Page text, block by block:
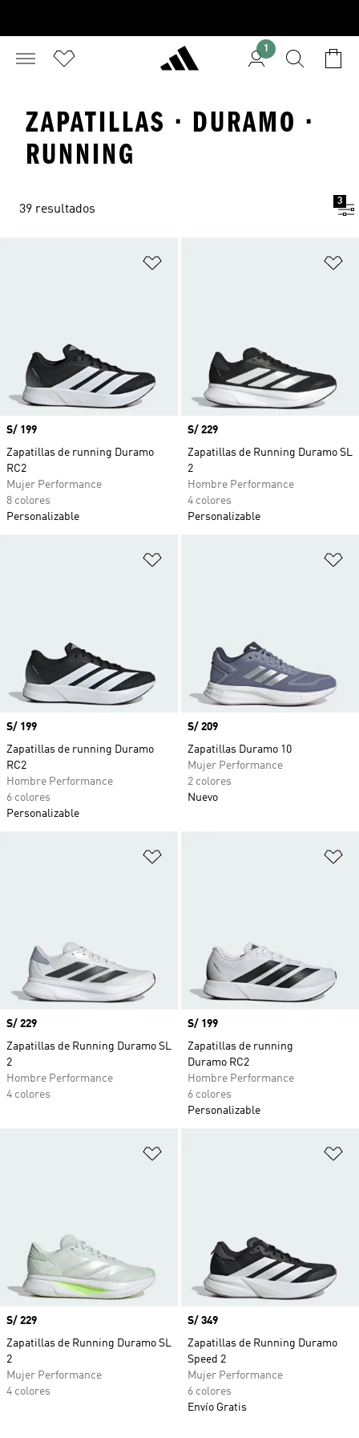
1
ZAPATILLAS · DURAMO ·
RUNNING
39 resultados
3
Precio
S/ 199
Zapatillas de running Duramo
RC2
Mujer Performance
8 colores
Personalizable
Precio
S/ 229
Zapatillas de Running Duramo SL
2
Hombre Performance
4 colores
Personalizable
Precio
S/ 199
Zapatillas de running Duramo
RC2
Hombre Performance
6 colores
Personalizable
Precio
S/ 209
Zapatillas Duramo 10
Mujer Performance
2 colores
Nuevo
Precio
S/ 229
Zapatillas de Running Duramo SL
2
Hombre Performance
4 colores
Precio
S/ 199
Zapatillas de running
Duramo RC2
Hombre Performance
6 colores
Personalizable
Precio
S/ 229
Zapatillas de Running Duramo SL
2
Mujer Performance
4 colores
Precio
S/ 349
Zapatillas de Running Duramo
Speed 2
Mujer Performance
6 colores
Envío Gratis